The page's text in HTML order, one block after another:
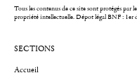
Tous les contenus de ce site sont protégés par
propriété intellectuelle.Dépot légal BNF : 1er
SECTIONS
Accueil